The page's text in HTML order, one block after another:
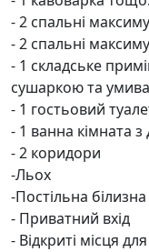
- 2 спальні
- 2 спальні
- 1 складське
сушаркою та
- 1 гостьовий
- 1 ванна кімната
- 2 коридори
-Льох
-Постільна білизна
- Приватний вхід
- Відкриті місця